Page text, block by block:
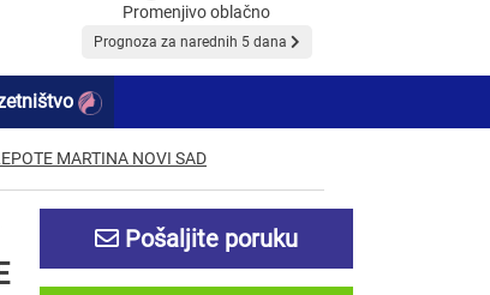
Promenjivo oblačno
Prognoza za narednih 5 dana
MARTINA NOVI SAD
Pošaljite poruku